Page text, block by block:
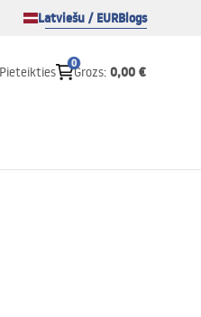
Latviešu / EURBlogs
Pieteikties
0
Grozs: 0,00 €